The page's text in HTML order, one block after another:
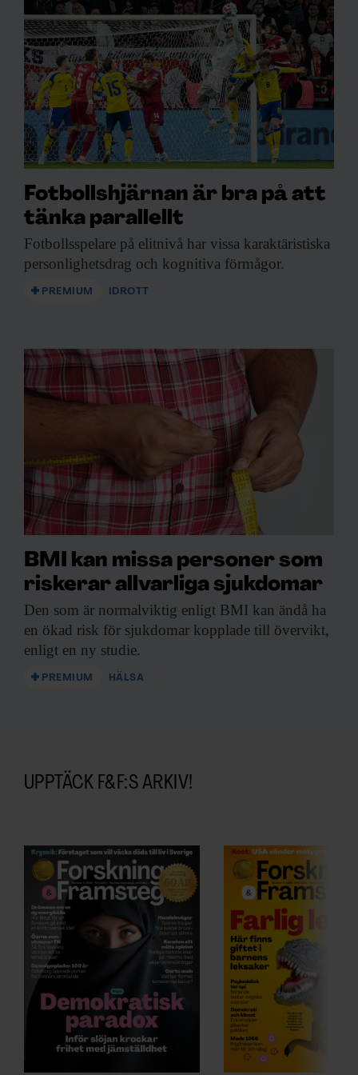
slutsatsen var korrekt. Hans regulatoriska
T-celler hindrar andra T-celler från att ge
sig på kroppens egna vävnader. Upptäckten
öppnar nya möjligheter att utveckla
läkemedel.
200 kliniska studier
– Just nu pågår ungefär 200 kliniska
studier som bygger på årets pris. En av de
mest lovande handlar om eksem, säger
Marie Wahren-Herlenius, professor i
experimentell reumatologi och medlem av
Nobelförsamlingen vid Karolinska
institutet.
En behandling mot eksem som testas är
sprutor med interleukin-2, ett ämne som
från att stöta bort ett transplanterat organ.
avstötning på fem patienter med typ 1-
diabetes. I samband med en transplantation
av insulinproducerande cellöar fick
patienterna också injektioner med sina
egna, odlade regulatoriska T-celler.
Resultaten tyder på att behandlingen är
säker. Nästa steg blir att ta reda på hur väl
den skyddar mot avstötning hos en större
grupp patienter.
Fotbollshjärnan är bra på att
tänka parallellt
Fotbollsspelare på elitnivå har vissa karaktäristiska
personlighetsdrag och kognitiva förmågor.
PREMIUM IDROTT
BMI kan missa personer som
riskerar allvarliga sjukdomar
Den som är normalviktig enligt BMI kan ändå ha
en ökad risk för sjukdomar kopplade till övervikt,
enligt en ny studie.
PREMIUM HÄLSA
UPPTÄCK F&F:S ARKIV!